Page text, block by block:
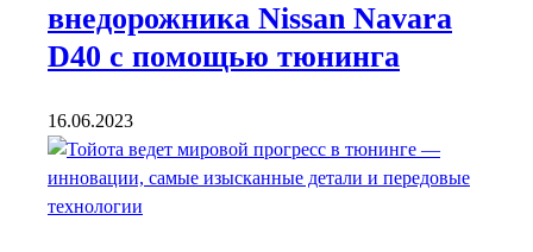
внедорожника Nissan Navara
D40 с помощью тюнинга
16.06.2023